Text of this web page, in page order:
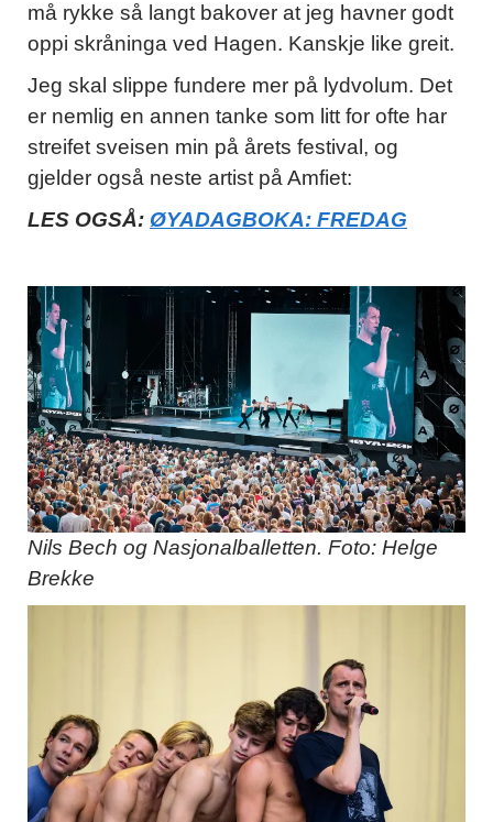
må rykke så langt bakover at jeg havner godt
oppi skråninga ved Hagen. Kanskje like greit.
Jeg skal slippe fundere mer på lydvolum. Det
er nemlig en annen tanke som litt for ofte har
streifet sveisen min på årets festival, og
gjelder også neste artist på Amfiet:
LES OGSÅ: ØYADAGBOKA: FREDAG
Nils Bech og Nasjonalballetten. Foto: Helge
Brekke